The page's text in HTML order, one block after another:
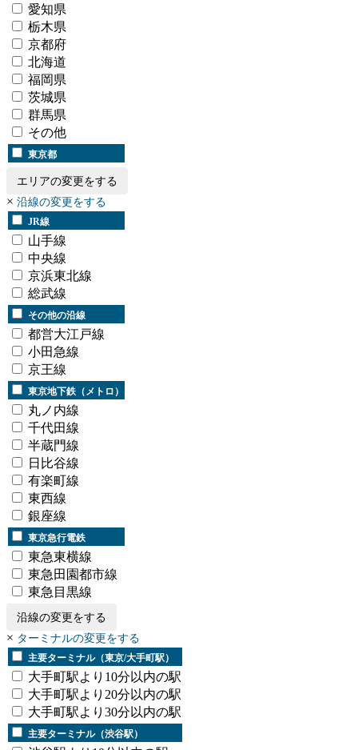
愛知県
栃木県
京都府
北海道
福岡県
茨城県
群馬県
その他
東京都
エリアの変更をする
× 沿線の変更をする
JR線
山手線
中央線
京浜東北線
総武線
その他の沿線
都営大江戸線
小田急線
京王線
東京地下鉄（メトロ）
丸ノ内線
千代田線
半蔵門線
日比谷線
有楽町線
東西線
銀座線
東京急行電鉄
東急東横線
東急田園都市線
東急目黒線
沿線の変更をする
× ターミナルの変更をする
主要ターミナル（東京/大手町駅）
大手町駅より10分以内の駅
大手町駅より20分以内の駅
大手町駅より30分以内の駅
主要ターミナル（渋谷駅）